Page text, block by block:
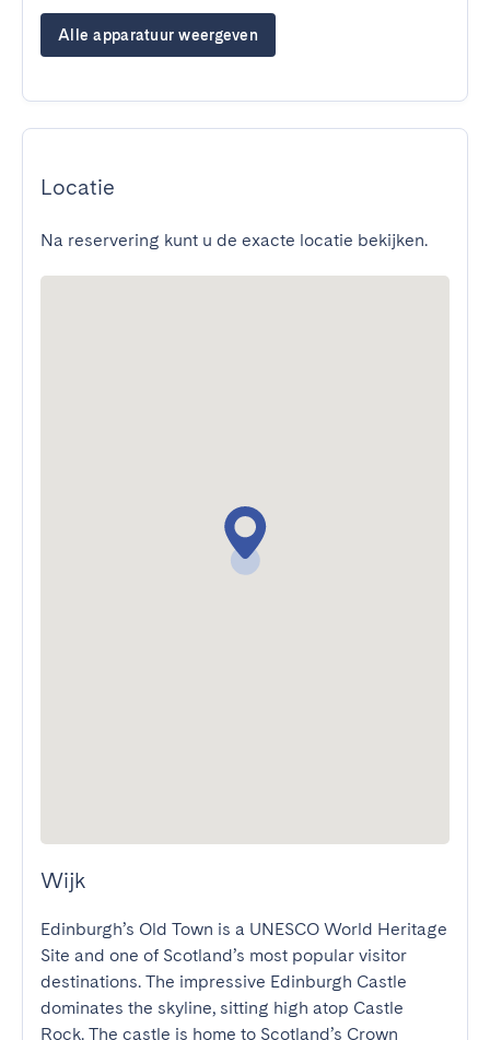
Alle apparatuur weergeven
Locatie
Na reservering kunt u de exacte locatie bekijken.
Wijk
Edinburgh’s Old Town is a UNESCO World Heritage
Site and one of Scotland’s most popular visitor
destinations. The impressive Edinburgh Castle
dominates the skyline, sitting high atop Castle
Rock. The castle is home to Scotland’s Crown